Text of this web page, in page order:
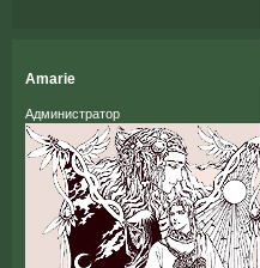
Amarie
Администратор